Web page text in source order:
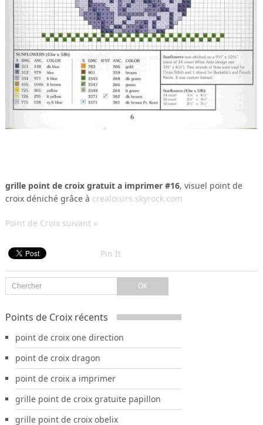
grille point de croix gratuit a imprimer #16, visuel point de
croix déniché grâce à crealoisirs.skyrock.com
Point de Croix suivant »
Pin It
Points de Croix récents
point de croix one direction
point de croix dragon
point de croix a imprimer
grille point de croix gratuite papillon
grille point de croix obelix